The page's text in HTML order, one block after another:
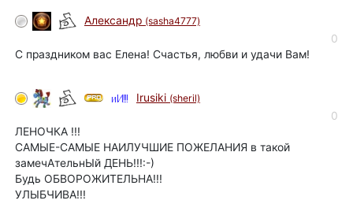
Александр (sasha4777)
0
С праздником вас Елена! Счастья, любви и удачи Вам!
Irusiki (sheril)
0
ЛЕНОЧКА !!!
САМЫЕ-САМЫЕ НАИЛУЧШИЕ ПОЖЕЛАНИЯ в такой
замечАтельнЫй ДЕНЬ!!!:-)
Будь ОБВОРОЖИТЕЛЬНА!!!
УЛЫБЧИВА!!!